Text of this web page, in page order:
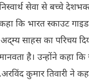
सेवा से बच्चे
कि भारत स्काउट
साहस का परिचय
है। उन्होंने कहा
कुमार तिवारी ने